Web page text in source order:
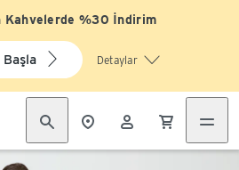
Kahvelerde %30 İndirim
Başla Detaylar